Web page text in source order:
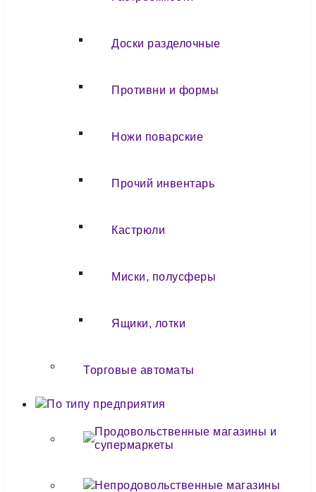
Доски разделочные
Противни и формы
Ножи поварские
Прочий инвентарь
Кастрюли
Миски, полусферы
Ящики, лотки
Торговые автоматы
По типу предприятия
Продовольственные магазины и
супермаркеты
Непродовольственные магазины